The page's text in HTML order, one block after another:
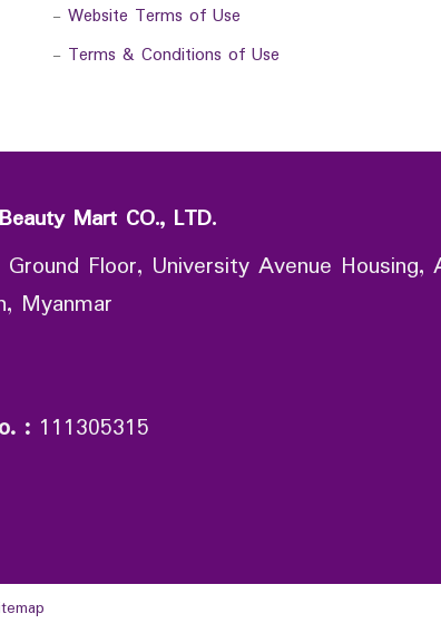
- Website Terms of Use
- Terms & Conditions of Use
Mart CO., LTD.
Floor, University Avenue
Myanmar
: 111305315